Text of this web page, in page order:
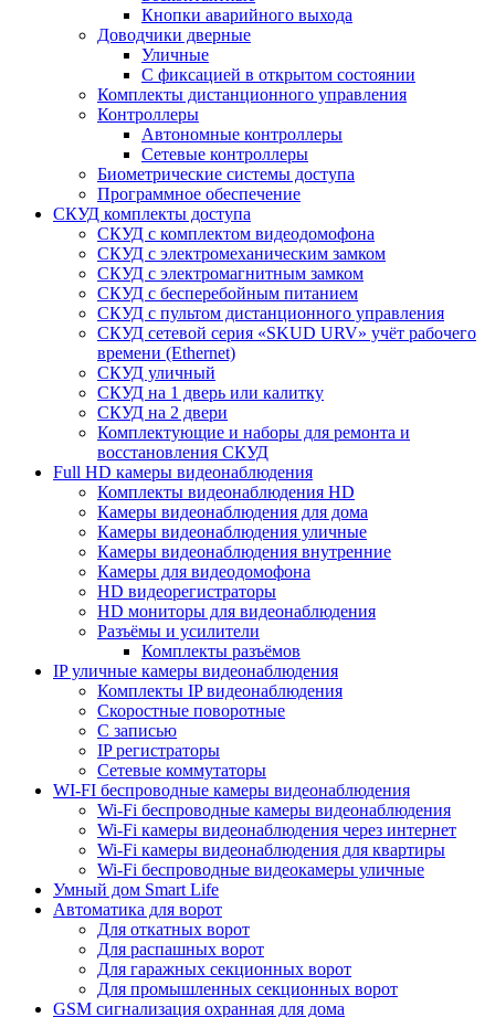
Кнопки аварийного выхода
Доводчики дверные
Уличные
С фиксацией в открытом состоянии
Комплекты дистанционного управления
Контроллеры
Автономные контроллеры
Сетевые контроллеры
Биометрические системы доступа
Программное обеспечение
СКУД комплекты доступа
СКУД с комплектом видеодомофона
СКУД с электромеханическим замком
СКУД с электромагнитным замком
СКУД с бесперебойным питанием
СКУД с пультом дистанционного управления
СКУД сетевой серия «SKUD URV» учёт рабочего
времени (Ethernet)
СКУД уличный
СКУД на 1 дверь или калитку
СКУД на 2 двери
Комплектующие и наборы для ремонта и
восстановления СКУД
Full HD камеры видеонаблюдения
Комплекты видеонаблюдения HD
Камеры видеонаблюдения для дома
Камеры видеонаблюдения уличные
Камеры видеонаблюдения внутренние
Камеры для видеодомофона
HD видеорегистраторы
HD мониторы для видеонаблюдения
Разъёмы и усилители
Комплекты разъёмов
IP уличные камеры видеонаблюдения
Комплекты IP видеонаблюдения
Скоростные поворотные
С записью
IP регистраторы
Сетевые коммутаторы
WI-FI беспроводные камеры видеонаблюдения
Wi-Fi беспроводные камеры видеонаблюдения
Wi-Fi камеры видеонаблюдения через интернет
Wi-Fi камеры видеонаблюдения для квартиры
Wi-Fi беспроводные видеокамеры уличные
Умный дом Smart Life
Автоматика для ворот
Для откатных ворот
Для распашных ворот
Для гаражных секционных ворот
Для промышленных секционных ворот
GSM сигнализация охранная для дома